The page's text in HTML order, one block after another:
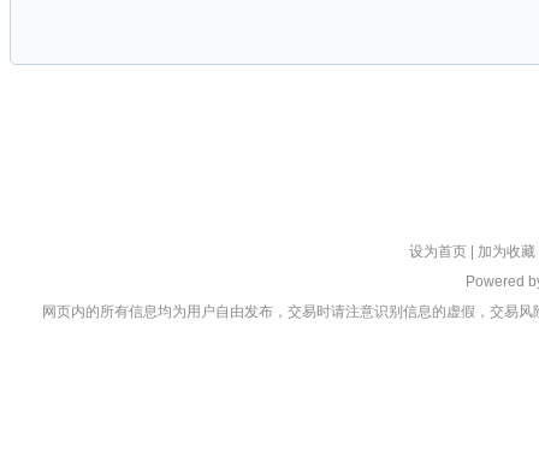
设为首页 加为收藏
Powered
网页内的所有信息均为用户自由发布，交易时请注意识别信息的虚假，交易